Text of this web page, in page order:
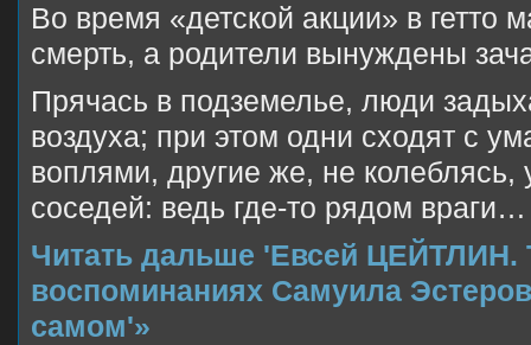
Во время «детской акции» в гетто
смерть, а родители вынуждены
Прячась в подземелье, люди
воздуха; при этом одни сходят с
воплями, другие же, не колеблясь,
соседей: ведь где-то рядом враги…
Читать дальше 'Евсей ЦЕЙТЛИН.
воспоминаниях Самуила
самом'»